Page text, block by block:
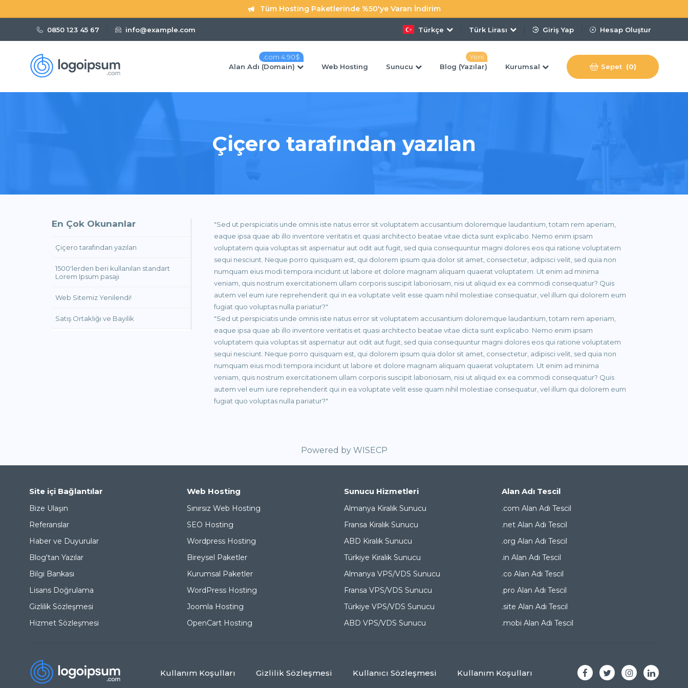
Tüm Hosting Paketlerinde %50'ye Varan İndirim
0850 123 45 67 info@example.com Türkçe Türk Lirası Giriş Yap Hesap Oluştur
.com 4.90$
Alan Adı (Domain)
Whois Sorgulama
Web Hosting Sunucu
VPS Server
Yeni
Blog (Yazılar)
Kurumsal Sepet (0)
Çiçero tarafından yazılan
"Sed ut perspiciatis unde omnis iste natus error sit voluptatem accusantium doloremque laudantium, totam rem aperiam,
eaque ipsa quae ab illo inventore veritatis et quasi architecto beatae vitae dicta sunt explicabo. Nemo enim ipsam
voluptatem quia voluptas sit aspernatur aut odit aut fugit, sed quia consequuntur magni dolores eos qui ratione voluptatem
sequi nesciunt. Neque porro quisquam est, qui dolorem ipsum quia dolor sit amet, consectetur, adipisci velit, sed quia non
numquam eius modi tempora incidunt ut labore et dolore magnam aliquam quaerat voluptatem. Ut enim ad minima
veniam, quis nostrum exercitationem ullam corporis suscipit laboriosam, nisi ut aliquid ex ea commodi consequatur? Quis
autem vel eum iure reprehenderit qui in ea voluptate velit esse quam nihil molestiae consequatur, vel illum qui dolorem eum
fugiat quo voluptas nulla pariatur?"
"Sed ut perspiciatis unde omnis iste natus error sit voluptatem accusantium doloremque laudantium, totam rem aperiam,
eaque ipsa quae ab illo inventore veritatis et quasi architecto beatae vitae dicta sunt explicabo. Nemo enim ipsam
voluptatem quia voluptas sit aspernatur aut odit aut fugit, sed quia consequuntur magni dolores eos qui ratione voluptatem
sequi nesciunt. Neque porro quisquam est, qui dolorem ipsum quia dolor sit amet, consectetur, adipisci velit, sed quia non
numquam eius modi tempora incidunt ut labore et dolore magnam aliquam quaerat voluptatem. Ut enim ad minima
veniam, quis nostrum exercitationem ullam corporis suscipit laboriosam, nisi ut aliquid ex ea commodi consequatur? Quis
autem vel eum iure reprehenderit qui in ea voluptate velit esse quam nihil molestiae consequatur, vel illum qui dolorem eum
fugiat quo voluptas nulla pariatur?"
En Çok Okunanlar
Çiçero tarafından yazılan
1500'lerden beri kullanılan standart
Lorem Ipsum pasajı
Web Sitemiz Yenilendi!
Satış Ortaklığı ve Bayilik
Powered by WISECP
Site içi Bağlantılar
Bize Ulaşın
Referanslar
Haber ve Duyurular
Blog'tan Yazılar
Bilgi Bankası
Lisans Doğrulama
Gizlilik Sözleşmesi
Hizmet Sözleşmesi
Web Hosting
Sınırsız Web Hosting
SEO Hosting
Wordpress Hosting
Bireysel Paketler
Kurumsal Paketler
WordPress Hosting
Joomla Hosting
OpenCart Hosting
Sunucu Hizmetleri
Almanya Kiralık Sunucu
Fransa Kiralık Sunucu
ABD Kiralık Sunucu
Türkiye Kiralık Sunucu
Almanya VPS/VDS Sunucu
Fransa VPS/VDS Sunucu
Türkiye VPS/VDS Sunucu
ABD VPS/VDS Sunucu
Alan Adı Tescil
.com Alan Adı Tescil
.net Alan Adı Tescil
.org Alan Adı Tescil
.in Alan Adı Tescil
.co Alan Adı Tescil
.pro Alan Adı Tescil
.site Alan Adı Tescil
.mobi Alan Adı Tescil
Kullanım Koşulları Gizlilik Sözleşmesi Kullanıcı Sözleşmesi Kullanım Koşulları